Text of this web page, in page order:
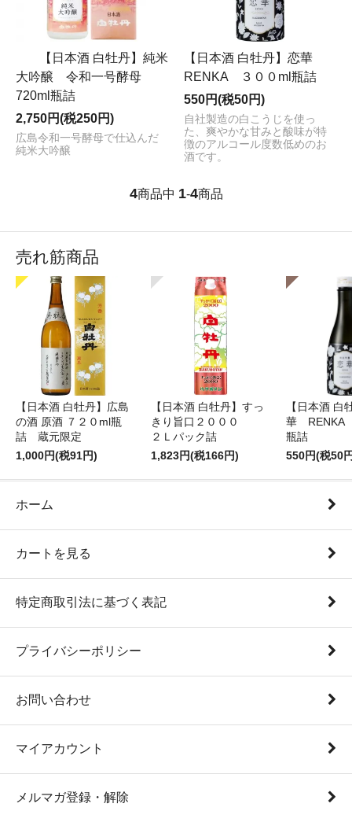
【日本酒 白牡丹】純米
大吟醸 令和一号酵母
720ml瓶詰
2,750円(税250円)
広島令和一号酵母で仕込んだ
純米大吟醸
【日本酒 白牡丹】恋華
RENKA ３００ml瓶詰
550円(税50円)
自社製造の白こうじを使っ
た、爽やかな甘みと酸味が特
徴のアルコール度数低めのお
酒です。
4商品中 1-4商品
売れ筋商品
【日本酒 白牡丹】広島
の酒 原酒 ７２０ml瓶
詰 蔵元限定
1,000円(税91円)
【日本酒 白牡丹】すっ
きり旨口２０００
２Ｌパック詰
1,823円(税166円)
【日本酒 白
華 RENKA
瓶詰
550円(税50
ホーム
カートを見る
特定商取引法に基づく表記
プライバシーポリシー
お問い合わせ
マイアカウント
メルマガ登録・解除